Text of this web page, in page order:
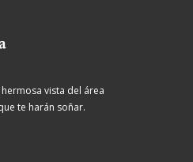
vista del área
te harán soñar.